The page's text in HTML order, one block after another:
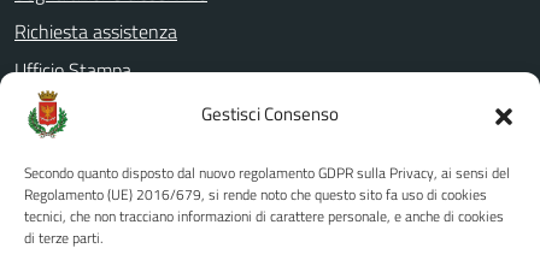
Gestisci Consenso
Secondo quanto disposto dal nuovo regolamento GDPR sulla Privacy, ai sensi del
Regolamento (UE) 2016/679, si rende noto che questo sito fa uso di cookies
tecnici, che non tracciano informazioni di carattere personale, e anche di cookies
di terze parti.
Richiesta assistenza
Ufficio Stampa
Amministrazione Trasparente
Albo pretorio
Informativa privacy
Note legali